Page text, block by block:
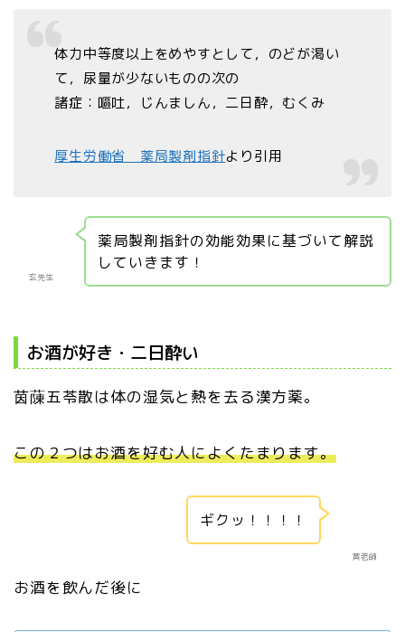
体力中等度以上をめやすとして，のどが渇い
て，尿量が少ないものの次の
諸症：嘔吐，じんましん，二日酔，むくみ
厚生労働省 薬局製剤指針より引用
玄先生
薬局製剤指針の効能効果に基づいて解説
していきます！
お酒が好き・二日酔い
茵蔯五苓散は体の湿気と熱を去る漢方薬。
この２つはお酒を好む人によくたまります。
黄老師
ギクッ！！！！
お酒を飲んだ後に